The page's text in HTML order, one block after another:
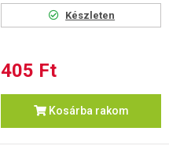
Készleten
405 Ft
Kosárba rakom